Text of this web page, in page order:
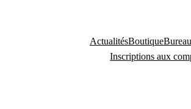
ActualitésBoutique
Inscriptions aux